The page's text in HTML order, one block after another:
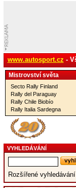
www.autosport.cz -
Mistrovství­ světa
Secto Rally Finland
Rally del Paraguay
Rally Chile Biobío
Rally Italia Sardegna
VYHLEDÁVÁNÍ
Rozšířené vyhledávání